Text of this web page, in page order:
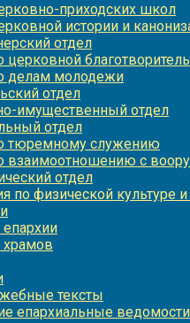
приходских школ
истории и
отдел
церковной
делам молодежи
отдел
имущественный отдел
отдел
тюремному служению
взаимоотношению с
отдел
по физической культуре и
храмов
тексты
епархиальные ведомости